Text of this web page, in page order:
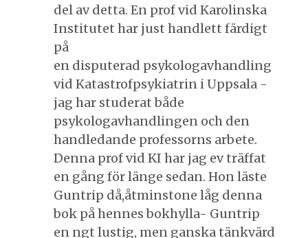
del av detta. En prof vid Karolinska
Institutet har just handlett färdigt
på
en disputerad psykologavhandling
vid Katastrofpsykiatrin i Uppsala -
jag har studerat både
psykologavhandlingen och den
handledande professorns arbete.
Denna prof vid KI har jag ev träffat
en gång för länge sedan. Hon läste
Guntrip då,åtminstone låg denna
bok på hennes bokhylla- Guntrip
en ngt lustig, men ganska tänkvärd